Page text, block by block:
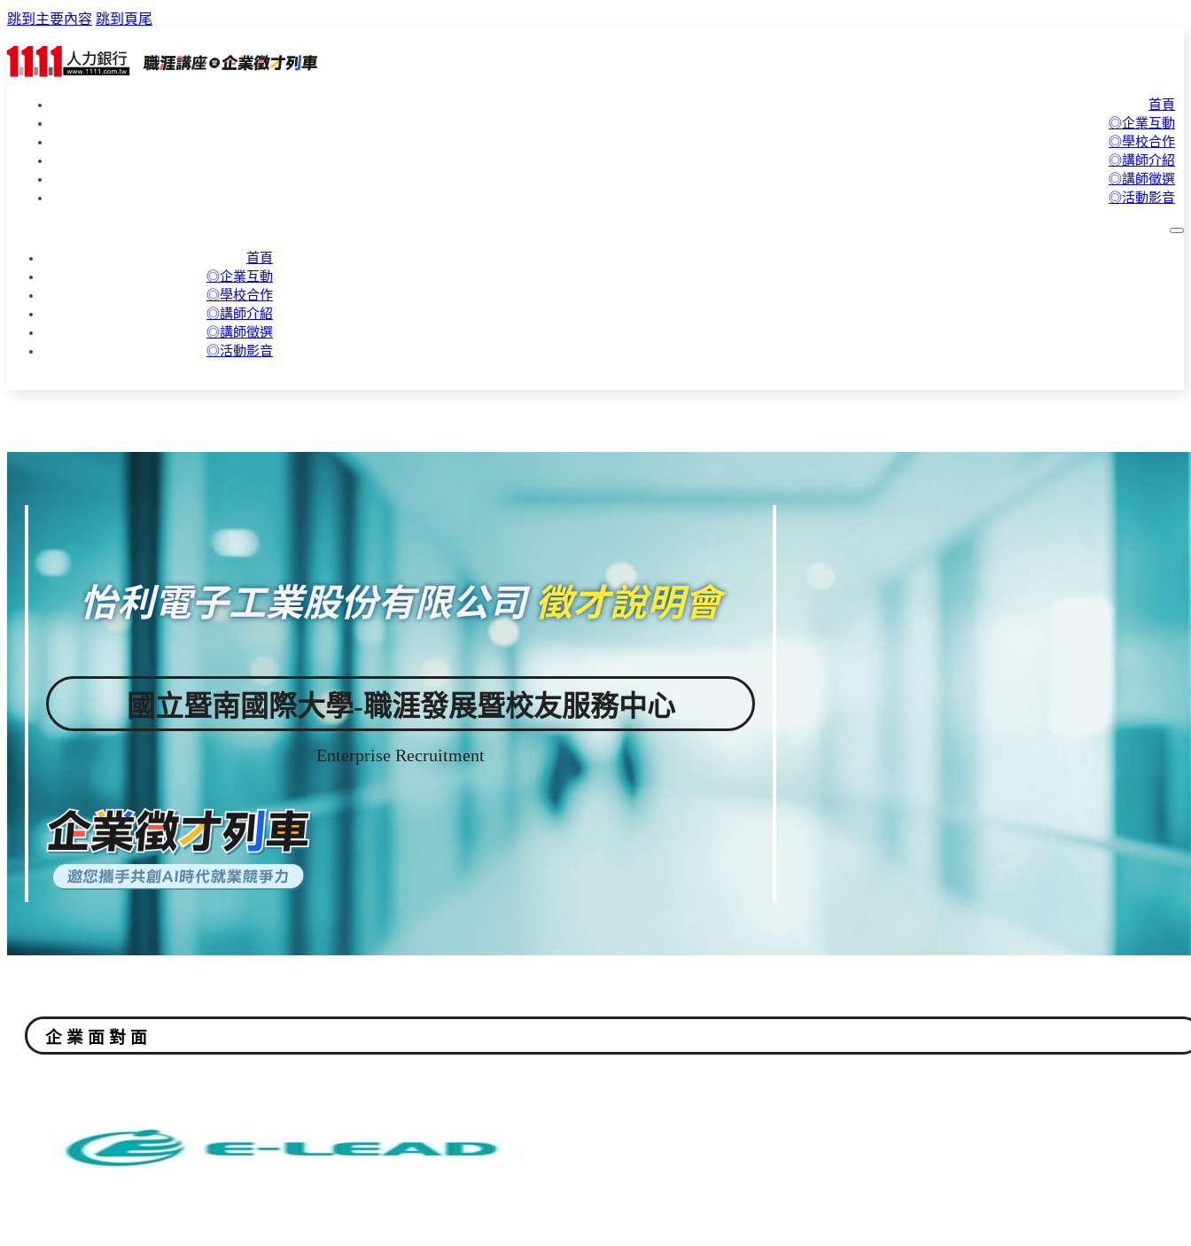
跳到主要內容 跳到頁尾
首頁
◎企業互動
◎學校合作
◎講師介紹
◎講師徵選
◎活動影音
首頁
◎企業互動
◎學校合作
◎講師介紹
◎講師徵選
◎活動影音
怡利電子工業股份有限公司徵才說明會
國立暨南國際大學-職涯發展暨校友服務中心
Enterprise Recruitment
企 業 面 對 面